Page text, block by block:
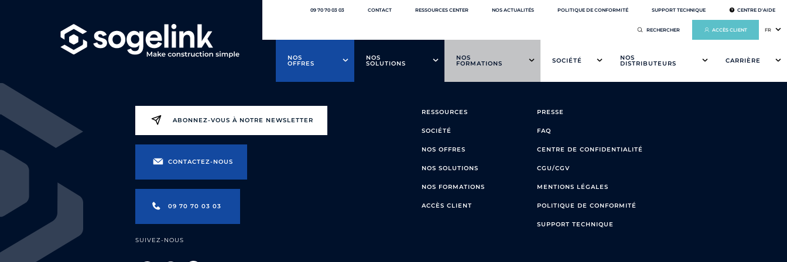
09 70 70 03 03 CONTACT RESSOURCES CENTER NOS ACTUALITÉS POLITIQUE DE CONFORMITÉ SUPPORT TECHNIQUE CENTRE D'AIDE
ACCÈS CLIENT FR
NOS
OFFRES
NOS
SOLUTIONS
NOS
FORMATIONS SOCIÉTÉ NOS
DISTRIBUTEURS CARRIÈRE
ABONNEZ-VOUS À NOTRE NEWSLETTER
CONTACTEZ-NOUS
09 70 70 03 03
SUIVEZ-NOUS
RESSOURCES
SOCIÉTÉ
NOS OFFRES
NOS SOLUTIONS
NOS FORMATIONS
ACCÈS CLIENT
PRESSE
FAQ
CENTRE DE CONFIDENTIALITÉ
CGU/CGV
MENTIONS LÉGALES
POLITIQUE DE CONFORMITÉ
SUPPORT TECHNIQUE